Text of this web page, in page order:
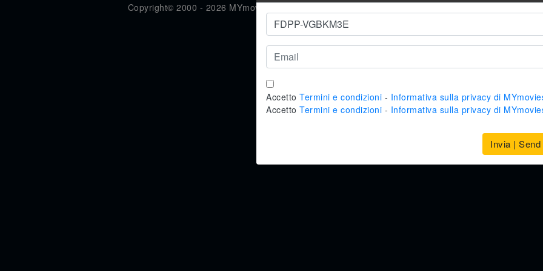
Accetto Termini e condizioni - Informativa sulla privacy di
Accetto Termini e condizioni - Informativa sulla privacy di
Invia | Send
Copyright© 2000 - 2026 MYmovies.it® - Mo-Net s.r.l. Tutti i diritti riservati. È vietata la riproduzione
Licenza Siae n.